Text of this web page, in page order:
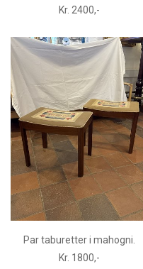
Kr. 2400,-
Par taburetter i mahogni.
Kr. 1800,-